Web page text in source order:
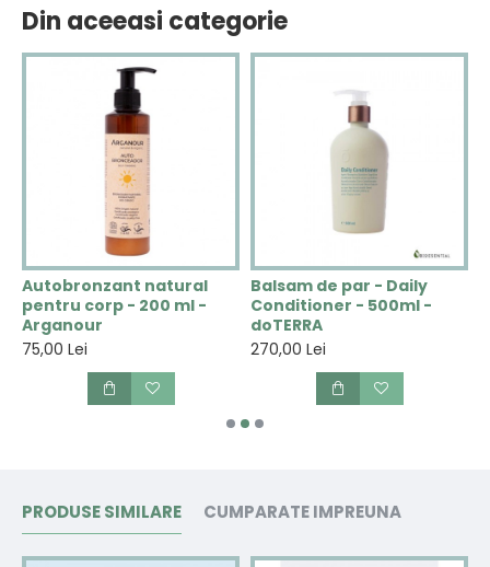
Din aceeasi categorie
Autobronzant natural
pentru corp - 200 ml -
Arganour
75,00 Lei
Balsam de par - Daily
Conditioner - 500ml -
doTERRA
270,00 Lei
PRODUSE SIMILARE CUMPARATE IMPREUNA